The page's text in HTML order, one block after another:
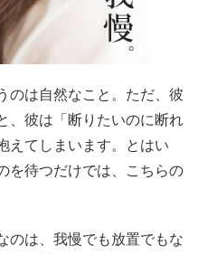
のは自然なこと。ただ、彼
、彼は「断りたいのに断れ
えてしまいます。とはい
を待つだけでは、こちらの
のは、我慢でも放置でもな